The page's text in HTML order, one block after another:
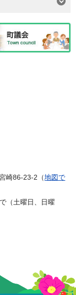
崎86-23-2（地図で
（土曜日、日曜